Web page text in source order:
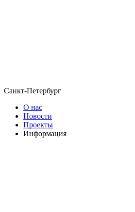
Санкт-Петербург
О нас
Новости
Проекты
Информация